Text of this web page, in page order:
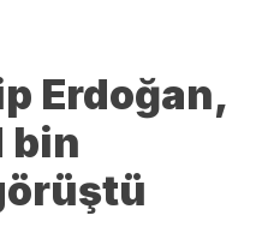
Erdoğan,
bin